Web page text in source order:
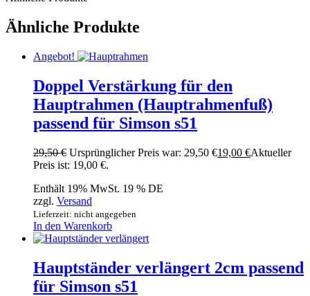
Ähnliche Produkte
Angebot!
Doppel Verstärkung für den
Hauptrahmen (Hauptrahmenfuß)
passend für Simson s51
29,50€ Ursprünglicher Preis war: 29,50 €19,00 €Aktueller
Preis ist: 19,00 €.
Enthält 19% MwSt. 19 % DE
zzgl. Versand
Lieferzeit: nicht angegeben
In den Warenkorb
Hauptständer verlängert 2cm passend
für Simson s51